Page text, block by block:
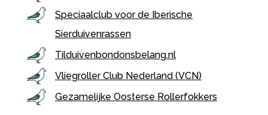
Speciaalclub voor de Iberische
Sierduivenrassen
Tilduivenbondonsbelang.nl
Vliegroller Club Nederland (VCN)
Gezamelijke Oosterse Rollerfokkers